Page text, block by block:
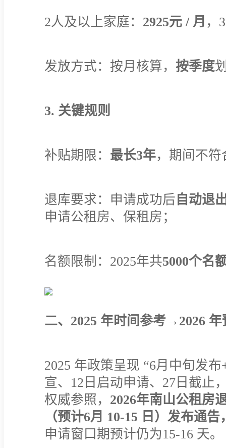
2人及以上家庭： 2925元 / 月 ，
发放方式：按月核算， 按季度
3. 关键规则
补贴期限： 最长3年，期间不
退库要求：申请成功后 自动退
申请公租房、保租房；
名额限制：2025年共5000个名
二、2025 年时间参考→2026 年
2025 年政策呈现 “6月中旬发
宣、12日启动申请、27日截止
权威参照， 2026年南山公租房
（预计6月 10-15 日）发布通
申请窗口期预计仍为15-16 天。